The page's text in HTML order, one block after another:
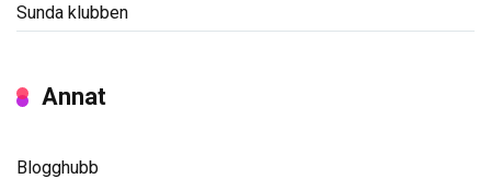
Sunda klubben
Annat
Blogghubb